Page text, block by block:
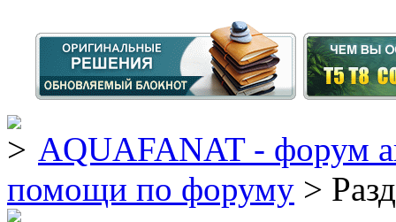
AQUAFANAT - форум
помощи по форуму >